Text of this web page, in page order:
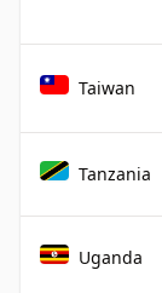
Taiwan
Tanzania
Uganda